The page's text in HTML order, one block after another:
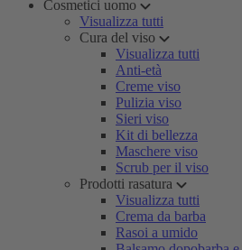
Cosmetici uomo
Visualizza tutti
Cura del viso
Visualizza tutti
Anti-età
Creme viso
Pulizia viso
Sieri viso
Kit di bellezza
Maschere viso
Scrub per il viso
Prodotti rasatura
Visualizza tutti
Crema da barba
Rasoi a umido